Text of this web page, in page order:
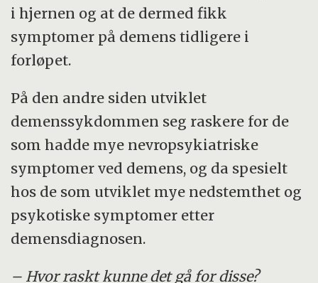
i hjernen og at de dermed fikk
symptomer på demens tidligere i
forløpet.
På den andre siden utviklet
demenssykdommen seg raskere for de
som hadde mye nevropsykiatriske
symptomer ved demens, og da spesielt
hos de som utviklet mye nedstemthet og
psykotiske symptomer etter
demensdiagnosen.
– Hvor raskt kunne det gå for disse?